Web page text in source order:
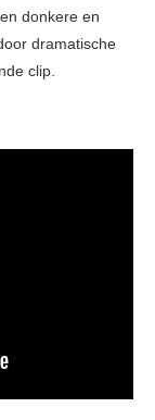
donkere en
dramatische
clip.